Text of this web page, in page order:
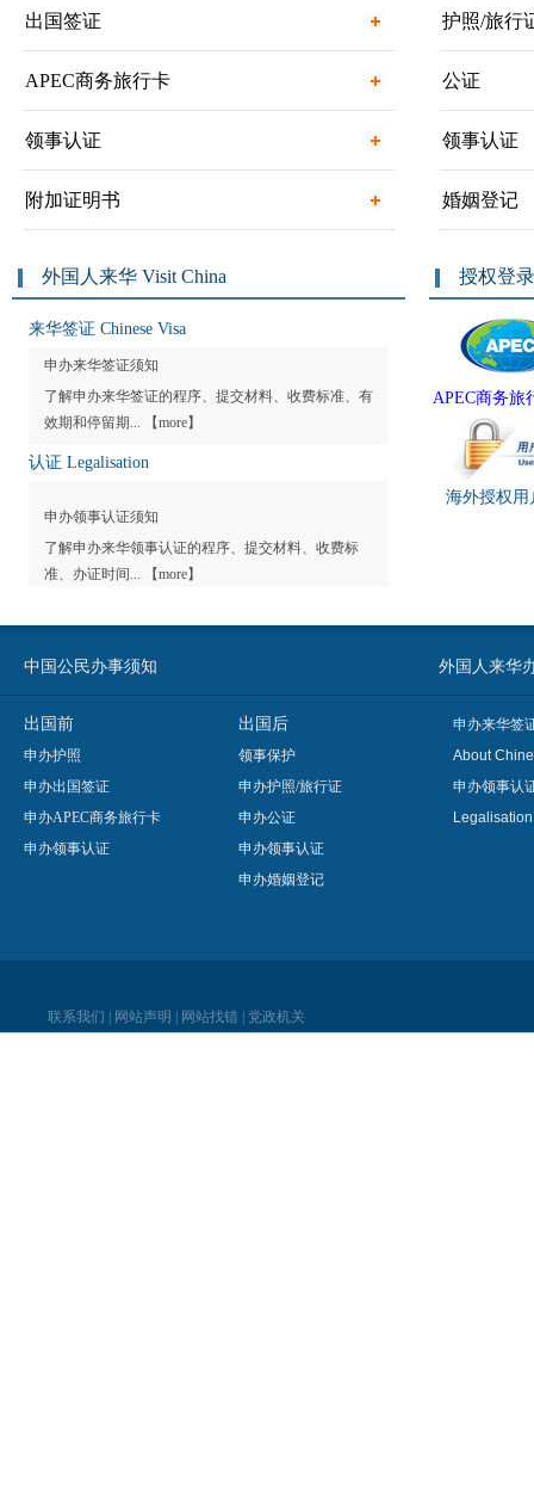
出国签证
APEC商务旅行卡
领事认证
附加证明书
外国人来华 Visit China
来华签证 Chinese Visa
申办来华签证须知
了解申办来华签证的程序、提交材料、收费标准、有
效期和停留期... 【more】
认证 Legalisation
申办领事认证须知
了解申办来华领事认证的程序、提交材料、收费标
准、办证时间... 【more】
护照/旅行
公证
领事认证
婚姻登记
授权登录
APEC商务旅
海外授权用
中国公民办事须知 外国人来华
出国前
申办护照
申办出国签证
申办APEC商务旅行卡
申办领事认证
出国后
领事保护
申办护照/旅行证
申办公证
申办领事认证
申办婚姻登记
申办来华签
About
申办领事认
联系我们 | 网站声明 | 网站找错 | 党政机关